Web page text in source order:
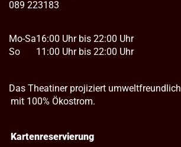
089 223183
Mo-Sa
So
16:00 Uhr bis 22:00 Uhr
11:00 Uhr bis 22:00 Uhr
Das Theatiner projiziert umweltfreundlich
mit 100% Ökostrom.
Kartenreservierung